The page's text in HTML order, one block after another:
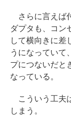
さらに言えば
ダプタも、コン
して横向きに差
うになっていて
プにつないだと
なっている。
こういう工夫
しまう。